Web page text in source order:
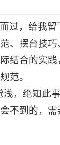
过，给我
、摆台技
结合的实
范。
浅，绝知此
不到的，